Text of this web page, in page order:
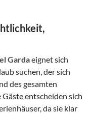
Gardaeignet sich
suchen, der sich
des gesamten
entscheiden sich
da sie klar